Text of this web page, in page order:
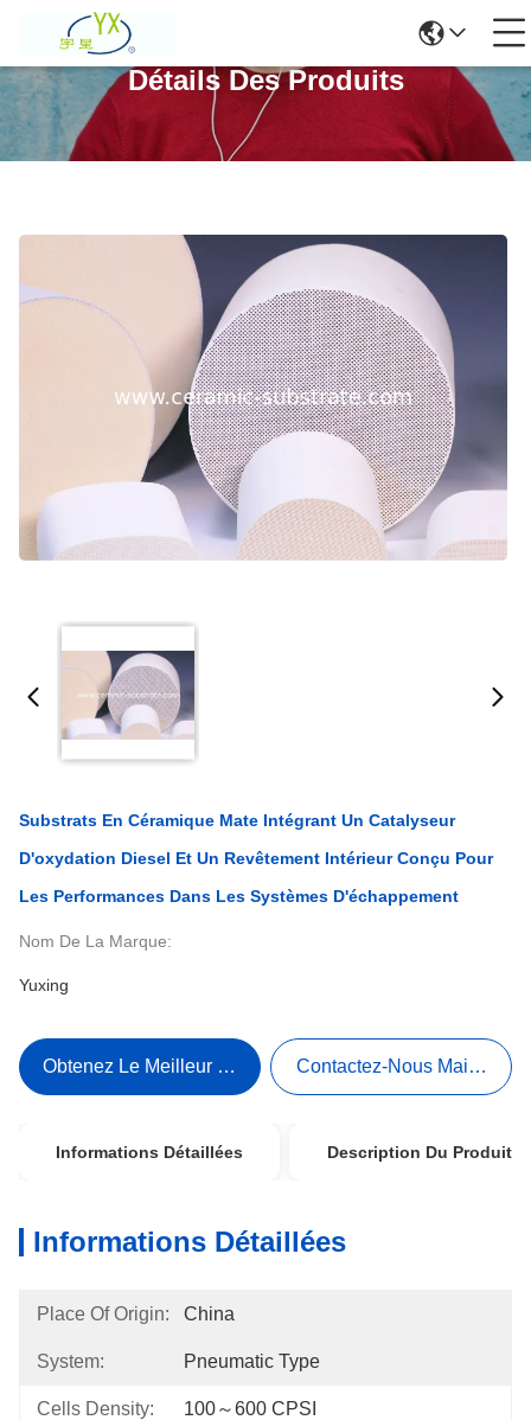
Détails Des Produits
Substrats En Céramique Mate Intégrant Un Catalyseur
D'oxydation Diesel Et Un Revêtement Intérieur Conçu Pour
Les Performances Dans Les Systèmes D'échappement
Nom De La Marque:
Yuxing
Obtenez Le Meilleur Prix Contactez-Nous Maintenant
Informations Détaillées Description Du Produit
Informations Détaillées
Place Of Origin: China
System: Pneumatic Type
Cells Density: 100～600 CPSI